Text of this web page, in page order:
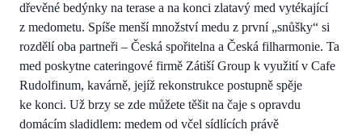
dřevěné bedýnky na terase a na konci zlatavý med vytékající
z medometu. Spíše menší množství medu z první „snůšky“ si
rozdělí oba partneři – Česká spořitelna a Česká filharmonie. Ta
med poskytne cateringové firmě Zátiší Group k využití v Cafe
Rudolfinum, kavárně, jejíž rekonstrukce postupně spěje
ke konci. Už brzy se zde můžete těšit na čaje s opravdu
domácím sladidlem: medem od včel sídlících právě